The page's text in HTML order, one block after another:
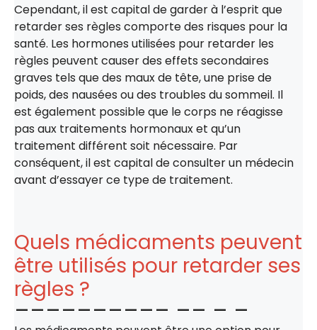
Cependant, il est capital de garder à l’esprit que
retarder ses règles comporte des risques pour la
santé. Les hormones utilisées pour retarder les
règles peuvent causer des effets secondaires
graves tels que des maux de tête, une prise de
poids, des nausées ou des troubles du sommeil. Il
est également possible que le corps ne réagisse
pas aux traitements hormonaux et qu’un
traitement différent soit nécessaire. Par
conséquent, il est capital de consulter un médecin
avant d’essayer ce type de traitement.
Quels médicaments peuvent
être utilisés pour retarder ses
règles ?